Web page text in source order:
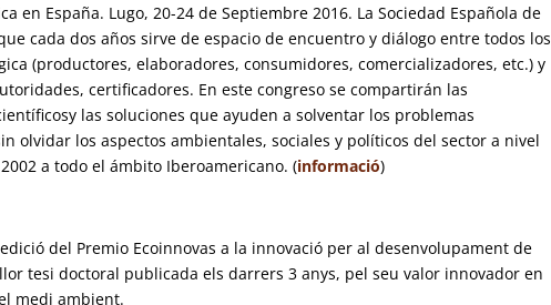
en España. Lugo, 20-24 de Septiembre 2016. La Sociedad Española de
cada dos años sirve de espacio de encuentro y diálogo entre todos los
(productores, elaboradores, consumidores, comercializadores, etc.) y
certificadores. En este congreso se compartirán las
las soluciones que ayuden a solventar los problemas
olvidar los aspectos ambientales, sociales y políticos del sector a nivel
a todo el ámbito Iberoamericano. (informació)
del Premio Ecoinnovas a la innovació per al desenvolupament de
tesi doctoral publicada els darrers 3 anys, pel seu valor innovador en
medi ambient.